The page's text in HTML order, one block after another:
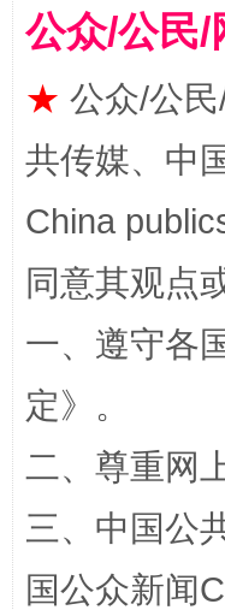
全民健身五年计划
阿坝州三大球
公众/公民/
★ 公众/公
共传媒、中
China
同意其观点
一、遵守各
定》。
二、尊重网
三、中国公
国公众新闻